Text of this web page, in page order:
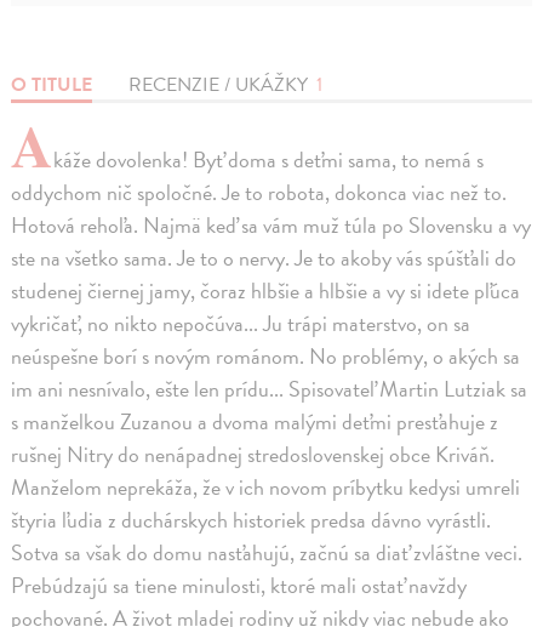
O TITULE RECENZIE / UKÁŽKY 1
Akáže dovolenka! Byť doma s deťmi sama, to nemá s
oddychom nič spoločné. Je to robota, dokonca viac než to.
Hotová rehoľa. Najmä keď sa vám muž túla po Slovensku a vy
ste na všetko sama. Je to o nervy. Je to akoby vás spúšťali do
studenej čiernej jamy, čoraz hlbšie a hlbšie a vy si idete pľúca
vykričať, no nikto nepočúva... Ju trápi materstvo, on sa
neúspešne borí s novým románom. No problémy, o akých sa
im ani nesnívalo, ešte len prídu... Spisovateľ Martin Lutziak sa
s manželkou Zuzanou a dvoma malými deťmi presťahuje z
rušnej Nitry do nenápadnej stredoslovenskej obce Kriváň.
Manželom neprekáža, že v ich novom príbytku kedysi umreli
štyria ľudia z duchárskych historiek predsa dávno vyrástli.
Sotva sa však do domu nasťahujú, začnú sa diať zvláštne veci.
Prebúdzajú sa tiene minulosti, ktoré mali ostať navždy
pochované. A život mladej rodiny už nikdy viac nebude ako